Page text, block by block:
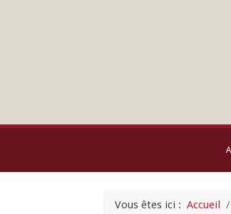
Vous êtes ici : Accueil